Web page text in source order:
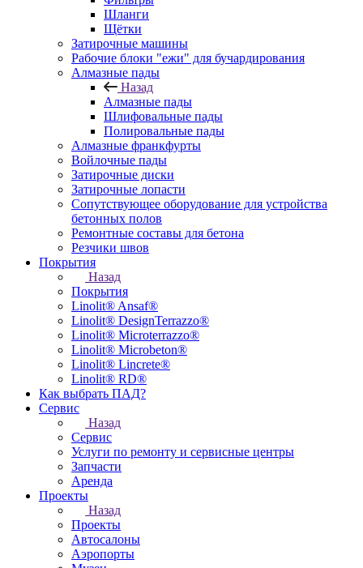
Шланги
Щётки
Затирочные машины
Рабочие блоки "ежи" для бучардирования
Алмазные пады
Назад
Алмазные пады
Шлифовальные пады
Полировальные пады
Алмазные франкфурты
Войлочные пады
Затирочные диски
Затирочные лопасти
Сопутствующее оборудование для устройства
бетонных полов
Ремонтные составы для бетона
Резчики швов
Покрытия
Назад
Покрытия
Linolit® Ansaf®
Linolit® DesignTerrazzo®
Linolit® Microterrazzo®
Linolit® Microbeton®
Linolit® Lincrete®
Linolit® RD®
Как выбрать ПАД?
Сервис
Назад
Сервис
Услуги по ремонту и сервисные центры
Запчасти
Аренда
Проекты
Назад
Проекты
Автосалоны
Аэропорты